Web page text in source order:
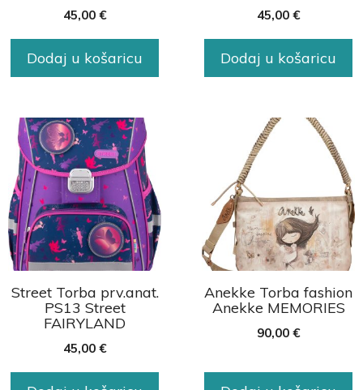
45,00 €
Dodaj u košaricu
45,00 €
Dodaj u košaricu
Street Torba prv.anat.
PS13 Street
FAIRYLAND
45,00 €
Anekke Torba fashion
Anekke MEMORIES
90,00 €